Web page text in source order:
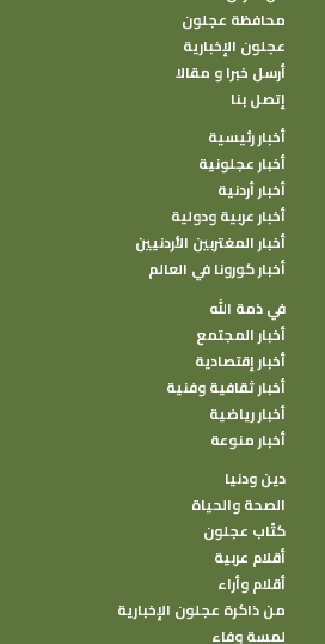
محافظة عجلون
عجلون الإخبارية
أرسل خبرا و مقالا
إتصل بنا
أخبار رئيسية
أخبار عجلونية
أخبار أردنية
أخبار عربية ودولية
أخبار المغتربين الأردنيين
أخبار كورونا في العالم
في ذمة الله
أخبار المجتمع
أخبار إقتصادية
أخبار ثقافية وفنية
أخبار رياضية
أخبار منوعة
دين ودنيا
الصحة والحياة
كتًاب عجلون
أقلام عربية
أقلام وأراء
من ذاكرة عجلون الإخبارية
لمسة وفاء